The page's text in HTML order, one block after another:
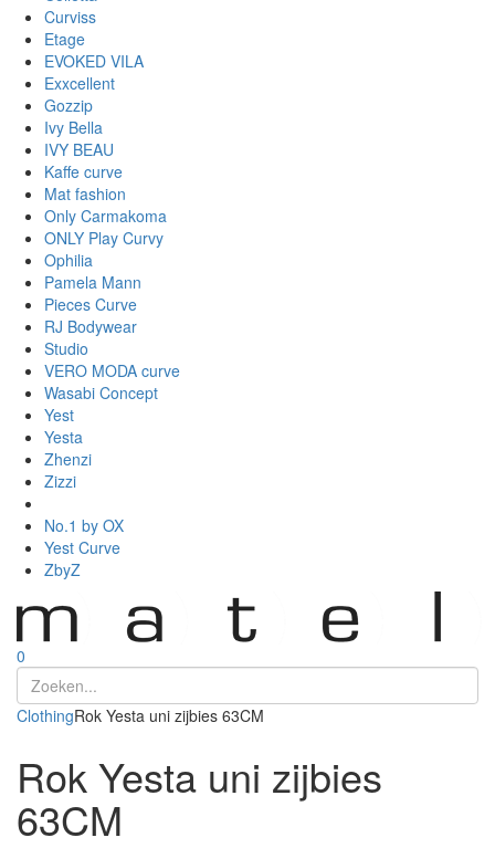
Curviss
Etage
EVOKED VILA
Exxcellent
Gozzip
Ivy Bella
IVY BEAU
Kaffe curve
Mat fashion
Only Carmakoma
ONLY Play Curvy
Ophilia
Pamela Mann
Pieces Curve
RJ Bodywear
Studio
VERO MODA curve
Wasabi Concept
Yest
Yesta
Zhenzi
Zizzi
No.1 by OX
Yest Curve
ZbyZ
0
ClothingRok Yesta uni zijbies 63CM
Rok Yesta uni zijbies
63CM